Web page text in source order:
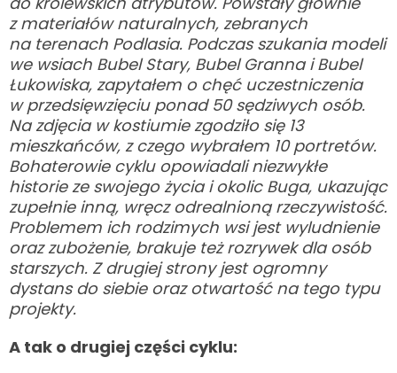
z materiałów naturalnych, zebranych
na terenach Podlasia. Podczas szukania modeli
we wsiach Bubel Stary, Bubel Granna i Bubel
Łukowiska, zapytałem o chęć uczestniczenia
w przedsięwzięciu ponad 50 sędziwych osób.
Na zdjęcia w kostiumie zgodziło się 13
mieszkańców, z czego wybrałem 10 portretów.
Bohaterowie cyklu opowiadali niezwykłe
historie ze swojego życia i okolic Buga, ukazując
zupełnie inną, wręcz odrealnioną rzeczywistość.
Problemem ich rodzimych wsi jest wyludnienie
oraz zubożenie, brakuje też rozrywek dla osób
starszych. Z drugiej strony jest ogromny
dystans do siebie oraz otwartość na tego typu
projekty.
A tak o drugiej części cyklu: